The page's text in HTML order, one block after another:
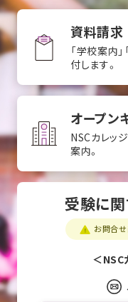
資料請求
「学校案内
付します。
オープン
NSCカレッ
案内。
受験に関
お問合
＜NSC